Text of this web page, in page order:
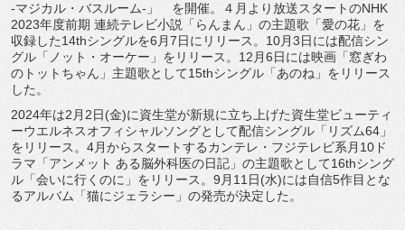
-マジカル・バスルーム-」 を開催。４月より放送スタートのNHK
2023年度前期 連続テレビ小説「らんまん」の主題歌「愛の花」 を
収録した14thシングルを6月7日にリリース。 10月3日には配信シン
グル「ノット・オーケー」をリリース。 12月6日には映画「窓ぎわ
のトットちゃん」 主題歌として15thシングル「あのね」をリリース
した。
2024年は2月2日(金)に資生堂が新規に立ち上げた資生堂ビューティ
ーウエルネスオフィ シャルソングとして配信シングル「リズム64」
をリリース。 4月からスタートするカンテレ・フジテレビ系月10ド
ラマ「アンメット ある脳外科医の日記」の主題歌として16thシング
ル「会いに行くのに」をリリース。9月11日(水)には自信5作目とな
るアルバム「猫にジェラシー」 の発売が決定した。